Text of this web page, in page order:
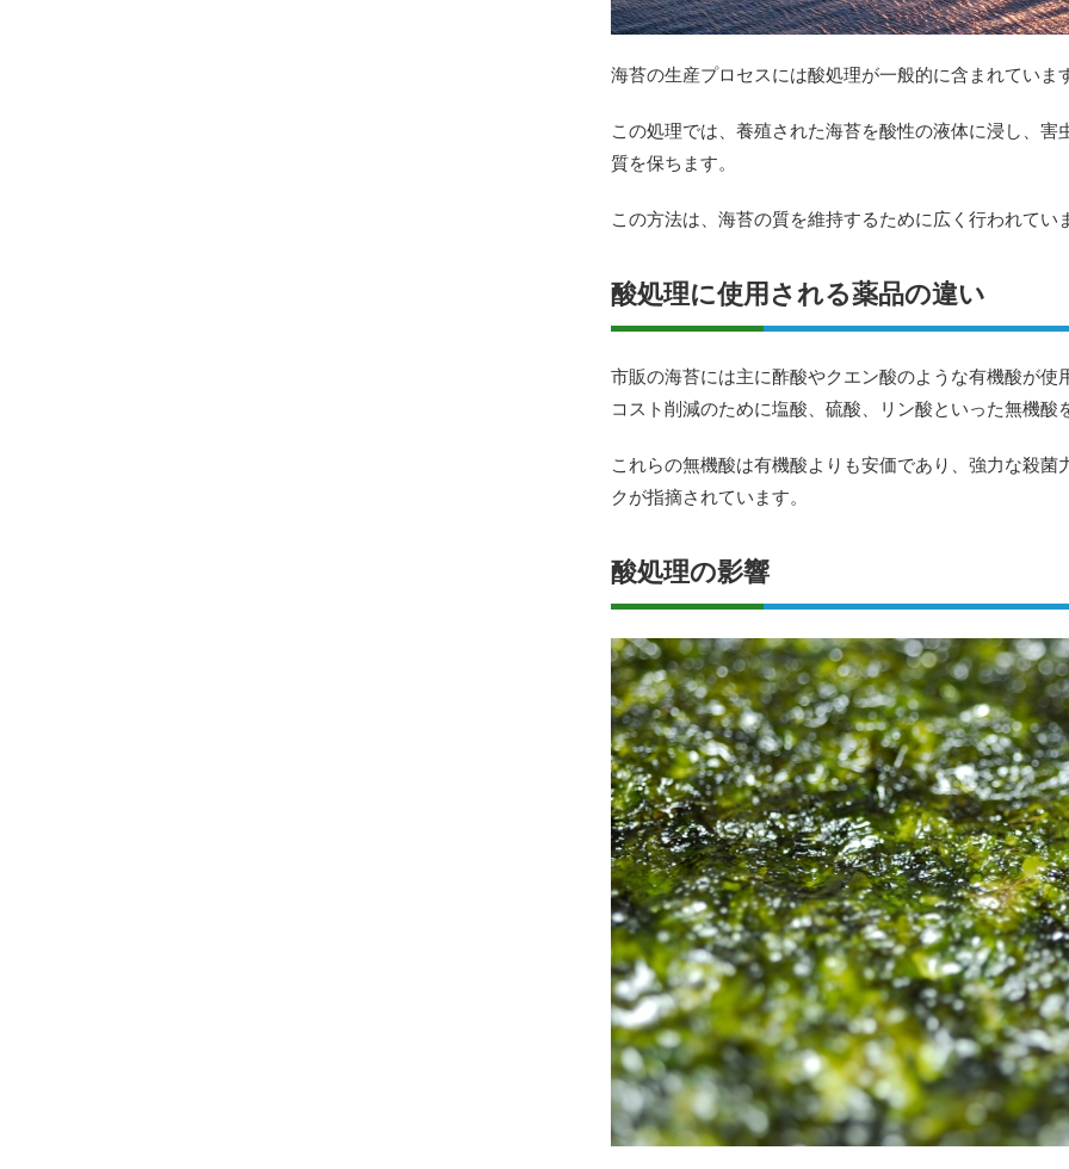
海苔の生産プロセスには酸処理が一般的に含まれていま
この処理では、養殖された海苔を酸性の液体に浸し、
質を保ちます。
この方法は、海苔の質を維持するために広く行われてい
酸処理に使用される薬品の違い
市販の海苔には主に酢酸やクエン酸のような有機酸が
コスト削減のために塩酸、硫酸、リン酸といった無機酸
これらの無機酸は有機酸よりも安価であり、強力な殺
クが指摘されています。
酸処理の影響